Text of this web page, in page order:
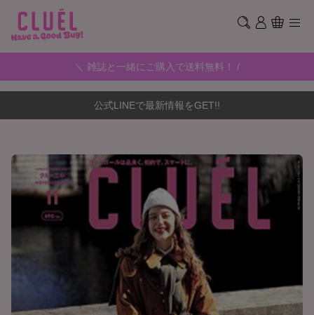
＼ 雑誌と一緒にご購入で送料無料！ /
公式LINEで最新情報をGET!!